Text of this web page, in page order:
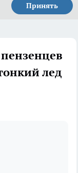
Принять
лед